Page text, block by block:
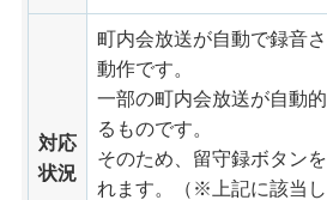
対応
状況
町内会放送が自動で録音
動作です。
一部の町内会放送が自動
るものです。
そのため、留守録ボタン
れます。（※上記に該当